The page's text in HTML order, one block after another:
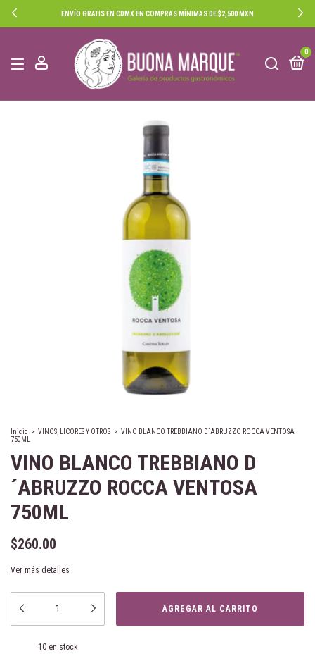
ENVÍO GRATIS EN CDMX EN COMPRAS MÍNIMAS DE $2,500 MXN
0
Inicio > VINOS, LICORES Y OTROS > VINO BLANCO TREBBIANO D´ABRUZZO ROCCA VENTOSA
750ML
VINO BLANCO TREBBIANO D
´ABRUZZO ROCCA VENTOSA
750ML
$260.00
Ver más detalles
10en stock